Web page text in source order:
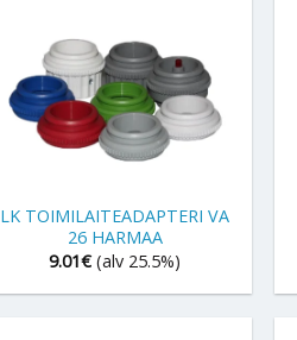
LK TOIMILAITEADAPTERI VA
26 HARMAA
9.01€ (alv 25.5%)